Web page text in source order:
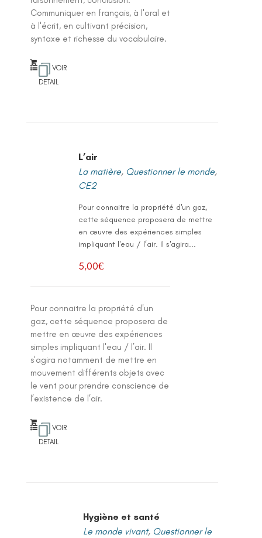
Communiquer en français, à l'oral et
à l'écrit, en cultivant précision,
syntaxe et richesse du vocabulaire.
VOIR
DETAIL
L’air
La matière, Questionner le monde,
CE2
Pour connaitre la propriété d'un gaz,
cette séquence proposera de mettre
en œuvre des expériences simples
impliquant l'eau / l’air. Il s'agira...
5,00€
Pour connaitre la propriété d'un
gaz, cette séquence proposera de
mettre en œuvre des expériences
simples impliquant l'eau / l’air. Il
s'agira notamment de mettre en
mouvement différents objets avec
le vent pour prendre conscience de
l’existence de l’air.
VOIR
DETAIL
Hygiène et santé
Le monde vivant, Questionner le